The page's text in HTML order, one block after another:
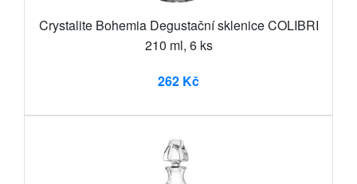
Crystalite Bohemia Degustační sklenice COLIBRI
210 ml, 6 ks
262 Kč